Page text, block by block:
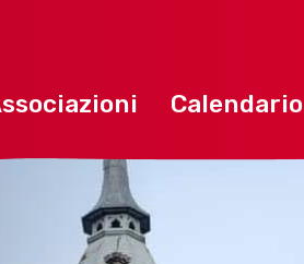
Calendario